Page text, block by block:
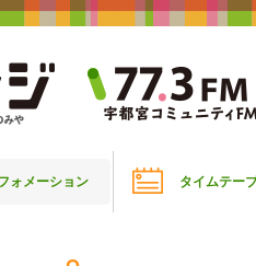
ォメーション タイムテー